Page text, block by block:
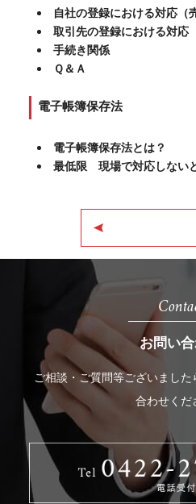
自社の登録における対応（
取引先の登録における対応
手続き関係
Ｑ＆Ａ
電子帳簿保存法
電子帳簿保存法とは？
最低限 現場で対応しない
お問い
ご相談・ご質問等ございまし
合わせくだ